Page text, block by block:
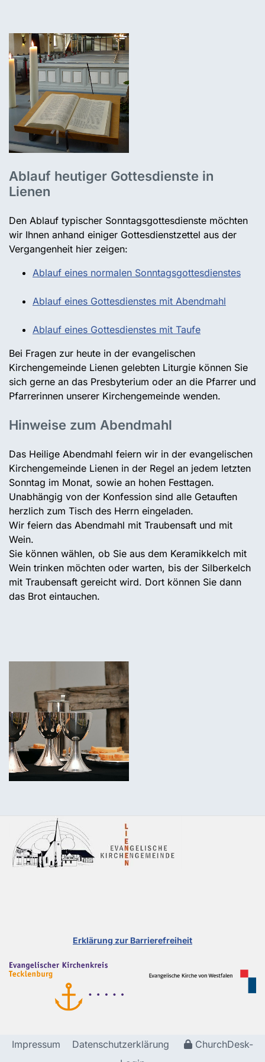
Ablauf heutiger Gottesdienste in
Lienen
Den Ablauf typischer Sonntagsgottesdienste möchten
wir Ihnen anhand einiger Gottesdienstzettel aus der
Vergangenheit hier zeigen:
Ablauf eines normalen Sonntagsgottesdienstes
Ablauf eines Gottesdienstes mit Abendmahl
Ablauf eines Gottesdienstes mit Taufe
Bei Fragen zur heute in der evangelischen
Kirchengemeinde Lienen gelebten Liturgie können Sie
sich gerne an das Presbyterium oder an die Pfarrer und
Pfarrerinnen unserer Kirchengemeinde wenden.
Hinweise zum Abendmahl
Das Heilige Abendmahl feiern wir in der evangelischen
Kirchengemeinde Lienen in der Regel an jedem letzten
Sonntag im Monat, sowie an hohen Festtagen.
Unabhängig von der Konfession sind alle Getauften
herzlich zum Tisch des Herrn eingeladen.
Wir feiern das Abendmahl mit Traubensaft und mit
Wein.
Sie können wählen, ob Sie aus dem Keramikkelch mit
Wein trinken möchten oder warten, bis der Silberkelch
mit Traubensaft gereicht wird. Dort können Sie dann
das Brot eintauchen.
Erklärung zur Barrierefreiheit
Impressum Datenschutzerklärung
ChurchDesk-